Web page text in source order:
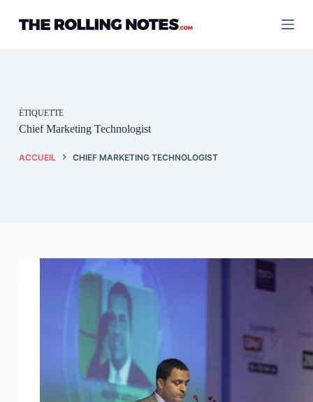
contenu
ÉTIQUETTE
Chief Marketing Technologist
ACCUEIL CHIEF MARKETING TECHNOLOGIST